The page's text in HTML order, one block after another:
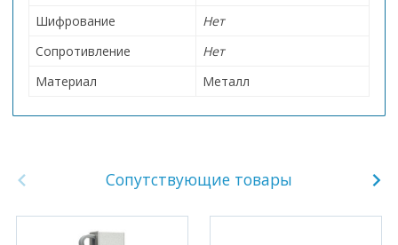
Шифрование
Нет
Сопротивление
Нет
Материал
Металл
Сопутствующие товары